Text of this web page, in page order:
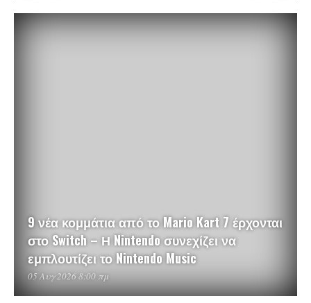
9 νέα κομμάτια από το Mario Kart 7 έρχονται
στο Switch – Η Nintendo συνεχίζει να
εμπλουτίζει το Nintendo Music
05 Αυγ 2026 8:00 πμ